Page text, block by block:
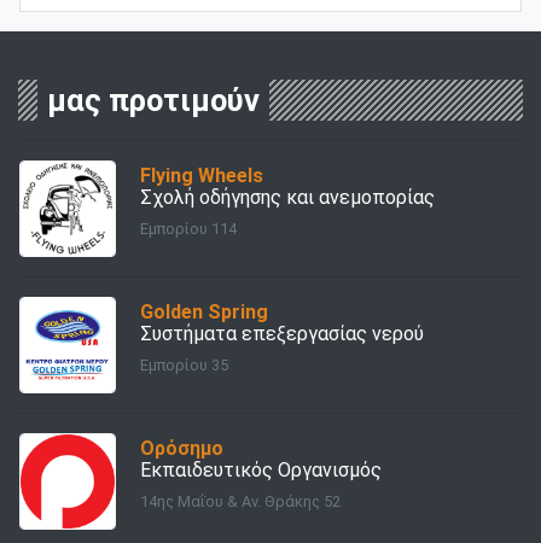
μας προτιμούν
Flying Wheels
Σχολή οδήγησης και ανεμοπορίας
Εμπορίου 114
Golden Spring
Συστήματα επεξεργασίας νερού
Εμπορίου 35
Ορόσημο
Εκπαιδευτικός Οργανισμός
14ης Μαΐου & Αν. Θράκης 52